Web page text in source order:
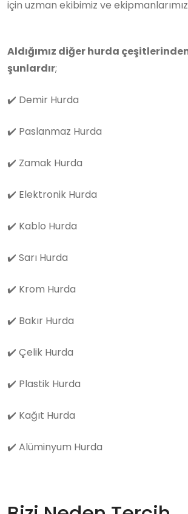
için uzman ekibimiz ve
Aldığımız diğer hurda
şunlardır;
✔️ Demir Hurda
✔️ Paslanmaz Hurda
✔️ Zamak Hurda
✔️ Elektronik Hurda
✔️ Kablo Hurda
✔️ Sarı Hurda
✔️ Krom Hurda
✔️ Bakır Hurda
✔️ Çelik Hurda
✔️ Plastik Hurda
✔️ Kağıt Hurda
✔️ Alüminyum Hurda